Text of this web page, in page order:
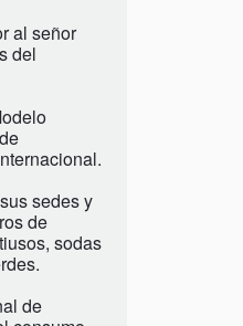
al señor
del
sedes y
de
sodas
de